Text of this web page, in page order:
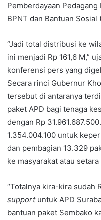
Pemberdayaan
BPNT dan Bantuan Sosial
“Jadi total distribusi ke
ini menjadi Rp 161,6 M,”
konferensi pers yang
Secara rinci Gubernur
tersebut di antaranya
paket APD bagi tenaga
dengan Rp
1.354.004.100 untuk
dan pembagian 13.329
ke masyarakat atau
“Totalnya kira-kira sudah
supportuntuk APD
bantuan paket Sembako